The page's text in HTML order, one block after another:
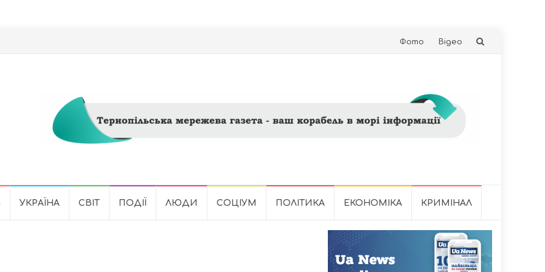
Skip
Фото Відео
УКРАЇНА СВІТ ПОДІЇ ЛЮДИ СОЦІУМ ПОЛІТИКА ЕКОНОМІКА КРИМІНАЛ